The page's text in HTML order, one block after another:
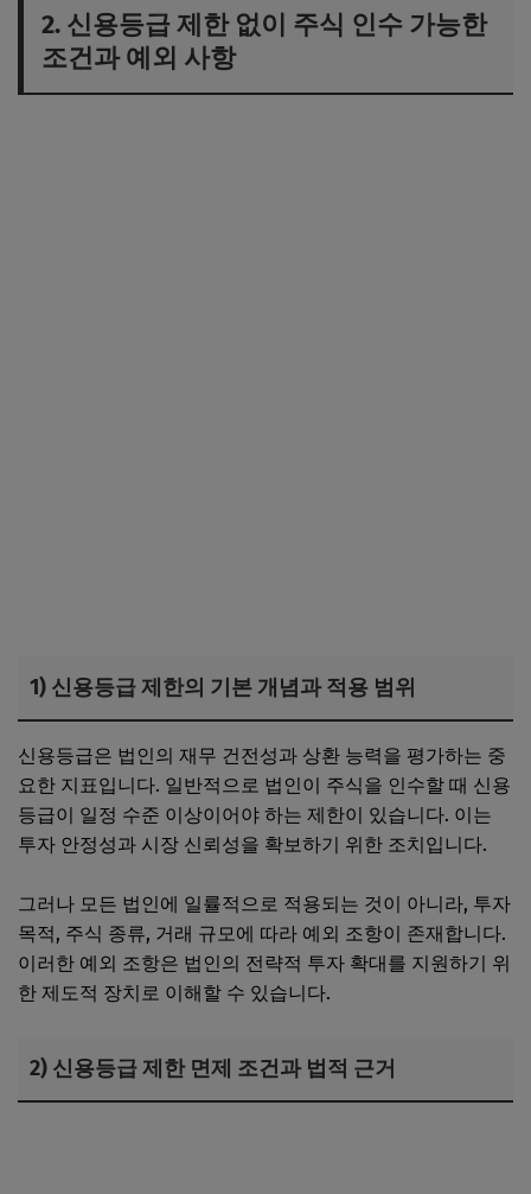
2. 신용등급 제한 없이 주식 인수 가능한
조건과 예외 사항
1) 신용등급 제한의 기본 개념과 적용 범위
신용등급은 법인의 재무 건전성과 상환 능력을 평가하는 중
요한 지표입니다. 일반적으로 법인이 주식을 인수할 때 신용
등급이 일정 수준 이상이어야 하는 제한이 있습니다. 이는
투자 안정성과 시장 신뢰성을 확보하기 위한 조치입니다.
그러나 모든 법인에 일률적으로 적용되는 것이 아니라, 투자
목적, 주식 종류, 거래 규모에 따라 예외 조항이 존재합니다.
이러한 예외 조항은 법인의 전략적 투자 확대를 지원하기 위
한 제도적 장치로 이해할 수 있습니다.
2) 신용등급 제한 면제 조건과 법적 근거